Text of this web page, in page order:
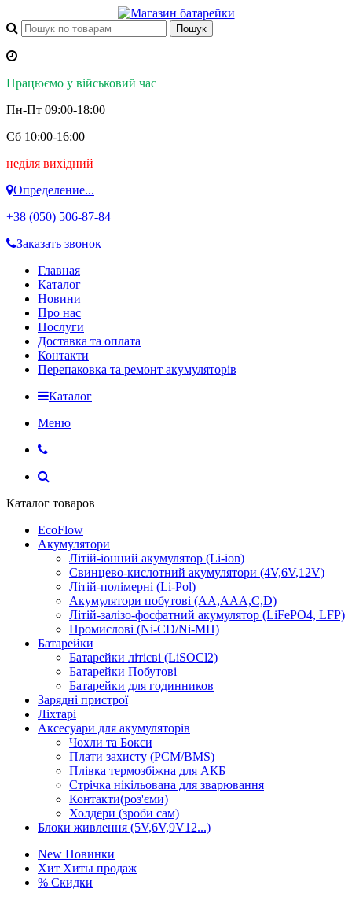
Працюємо у військовий час
Пн-Пт 09:00-18:00
Сб 10:00-16:00
неділя вихідний
Определение...
+38 (050) 506-87-84
Заказать звонок
Главная
Каталог
Новини
Про нас
Послуги
Доставка та оплата
Контакти
Перепаковка та ремонт акумуляторів
Каталог
Меню
Каталог товаров
EcoFlow
Акумулятори
Літій-іонний акумулятор (Li-ion)
Свинцево-кислотний акумулятори (4V,6V,12V)
Літій-полімерні (Li-Pol)
Акумулятори побутові (AA,AAA,C,D)
Літій-залізо-фосфатний акумулятор (LiFePO4, LFP)
Промислові (Ni-CD/Ni-MH)
Батарейки
Батарейки літієві (LiSOCl2)
Батарейки Побутові
Батарейки для годинников
Зарядні пристрої
Ліхтарі
Аксесуари для акумуляторів
Чохли та Бокси
Плати захисту (PCM/BMS)
Плівка термозбіжна для АКБ
Стрічка нікільована для зварювання
Контакти(роз'єми)
Холдери (зроби сам)
Блоки живлення (5V,6V,9V12...)
New Новинки
Хит Хиты продаж
% Скидки